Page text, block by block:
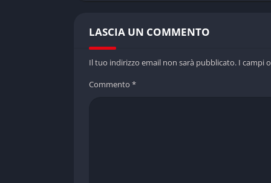
LASCIA UN COMMENTO
Il tuo indirizzo email non sarà pubblicato. I campi
Commento *